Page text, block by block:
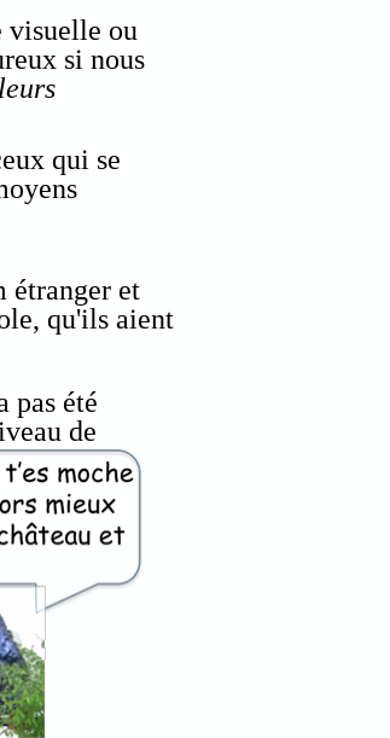
étranger et
qu'ils aient
pas été
de
ou
si nous
qui se